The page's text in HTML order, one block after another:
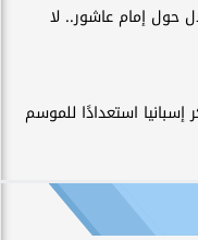
حول إمام عاشور.. لا
استعدادًا للموسم